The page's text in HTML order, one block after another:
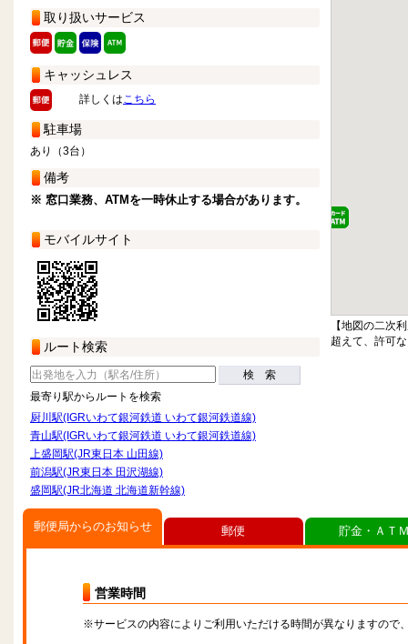
取り扱いサービス
キャッシュレス
詳しくはこちら
駐車場
あり（3台）
備考
※ 窓口業務、ATMを一時休止する場合があります。
モバイルサイト
ルート検索
検 索
最寄り駅からルートを検索
厨川駅(IGRいわて銀河鉄道 いわて銀河鉄道線)
青山駅(IGRいわて銀河鉄道 いわて銀河鉄道線)
上盛岡駅(JR東日本 山田線)
前潟駅(JR東日本 田沢湖線)
盛岡駅(JR北海道 北海道新幹線)
【地図の二次
超えて、許可
郵便局からのお知らせ
営業時間
※サービスの内容によりご利用いただける時間が異なりますので
郵便 貯金・ＡＴ